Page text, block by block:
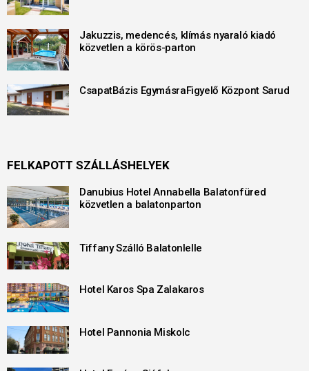
Jakuzzis, medencés, klímás nyaraló kiadó
közvetlen a körös-parton
CsapatBázis EgymásraFigyelő Központ Sarud
FELKAPOTT SZÁLLÁSHELYEK
Danubius Hotel Annabella Balatonfüred
közvetlen a balatonparton
Tiffany Szálló Balatonlelle
Hotel Karos Spa Zalakaros
Hotel Pannonia Miskolc